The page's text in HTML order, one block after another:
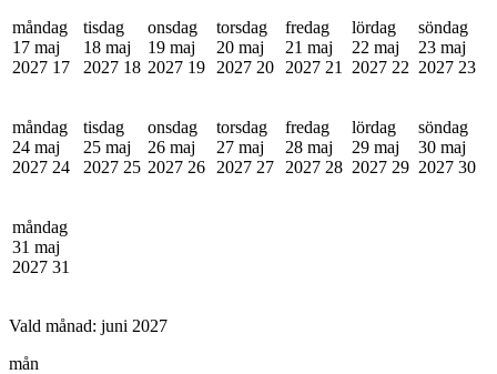
måndag
17 maj
2027 17
tisdag
18 maj
2027 18
onsdag
19 maj
2027 19
torsdag
20 maj
2027 20
fredag
21 maj
2027 21
lördag
22 maj
2027 22
söndag
23 maj
2027 23
måndag
24 maj
2027 24
tisdag
25 maj
2027 25
onsdag
26 maj
2027 26
torsdag
27 maj
2027 27
fredag
28 maj
2027 28
lördag
29 maj
2027 29
söndag
30 maj
2027 30
måndag
31 maj
2027 31
Vald månad: juni 2027
mån